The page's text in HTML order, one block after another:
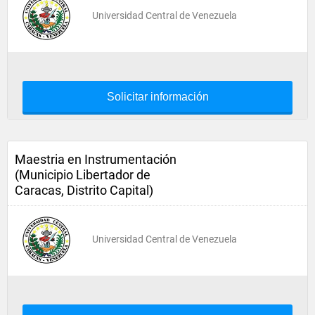
Universidad Central de Venezuela
Solicitar información
Maestria en Instrumentación
(Municipio Libertador de
Caracas, Distrito Capital)
Universidad Central de Venezuela